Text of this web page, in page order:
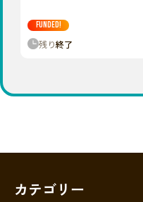
FUNDED!
残り終了
カテゴリー